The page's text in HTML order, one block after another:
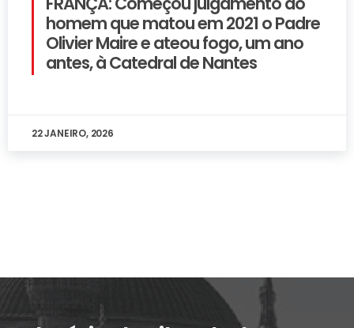
homem que matou em 2021 o Padre
Olivier Maire e ateou fogo, um ano
antes, à Catedral de Nantes
22 JANEIRO, 2026